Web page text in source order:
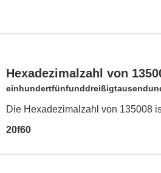
Hexadezimalzahl von
Die Hexadezimalzahl von 135008
20f60